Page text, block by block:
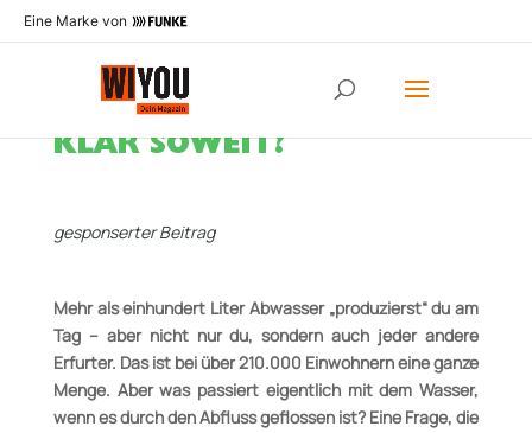
Eine Marke von
KLAR SOWEIT?
gesponserter Beitrag
Mehr als einhundert Liter Abwasser „produzierst“ du am
Tag – aber nicht nur du, sondern auch jeder andere
Erfurter. Das ist bei über 210.000 Einwohnern eine ganze
Menge. Aber was passiert eigentlich mit dem Wasser,
wenn es durch den Abfluss geflossen ist? Eine Frage, die